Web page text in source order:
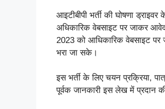
आइटीबीपी भर्ती की घोषणा
अधिकारिक वेबसाइट पर जाकर
2023 को आधिकारिक वेबसाइट पर
भरा जा सके।
इस भर्ती के लिए चयन प्रक्रिया,
पूर्वक जानकारी इस लेख में प्रदान